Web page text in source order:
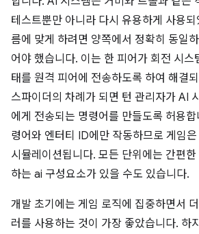
테스트뿐만 아니라 다시 유용하게 사용
름에 맞게 하려면 양쪽에서 정확히 동일
어야 했습니다. 이는 한 피어가 회전 시
태를 원격 피어에 전송하도록 하여 해결
스파이더의 차례가 되면 턴 관리자가 AI
에게 전송되는 명령어를 만들도록 허용
령어와 엔터티 ID에만 작동하므로 게임은
시뮬레이션됩니다. 모든 단위에는 간편
하는 ai 구성요소가 있을 수도 있습니다.
개발 초기에는 게임 로직에 집중하면서
러를 사용하는 것이 가장 좋았습니다. 하